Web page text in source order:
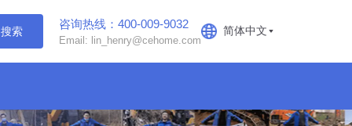
搜索
咨询热线：400-009-9032
Email: lin_henry@cehome.com
简体中文